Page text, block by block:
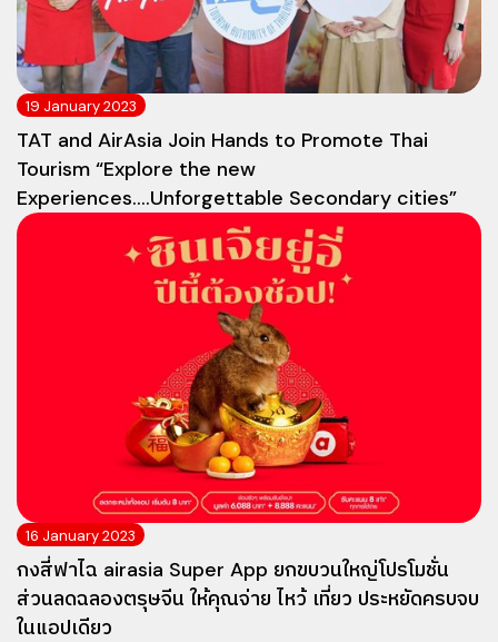
19 January 2023
TAT and AirAsia Join Hands to Promote Thai
Tourism “Explore the new
Experiences....Unforgettable Secondary cities”
16 January 2023
กงสี่ฟาไฉ airasia Super App ยกขบวนใหญ่โปรโมชั่น
ส่วนลดฉลองตรุษจีน ให้คุณจ่าย ไหว้ เที่ยว ประหยัดครบจบ
ในแอปเดียว